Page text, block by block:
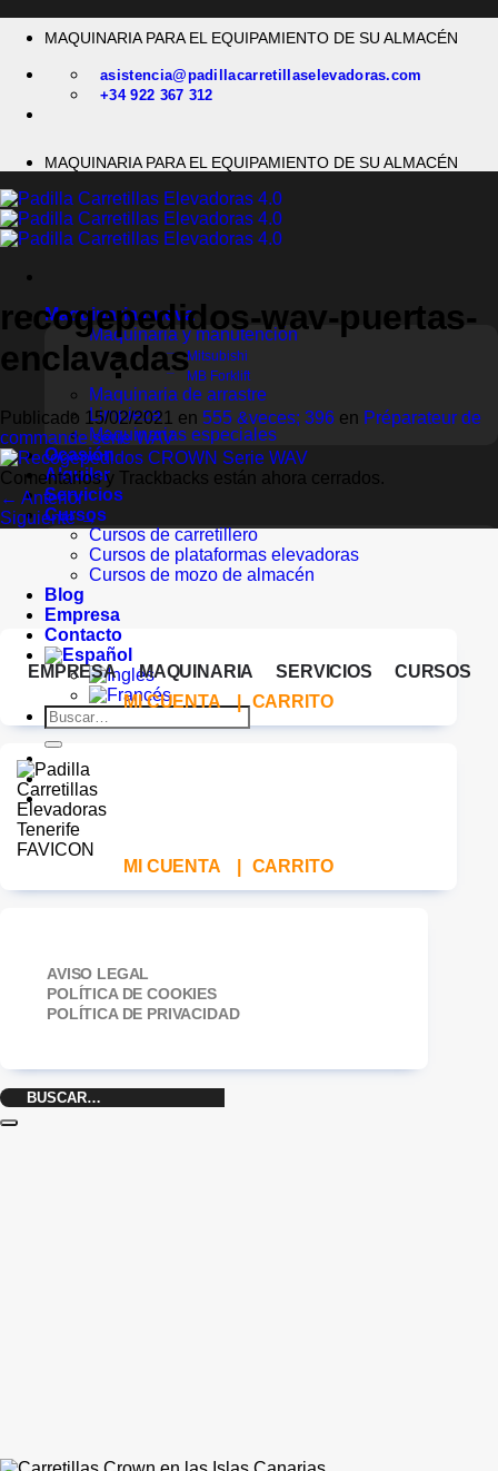
MAQUINARIA PARA EL EQUIPAMIENTO DE SU ALMACÉN
asistencia@padillacarretillaselevadoras.com
+34 922 367 312
MAQUINARIA PARA EL EQUIPAMIENTO DE SU ALMACÉN
Maquinaria nueva
Maquinaria y manutención
Mitsubishi
MB Forklift
Maquinaria de arrastre
Limpieza
Maquinarias especiales
Ocasión
Alquiler
Servicios
Cursos
Cursos de carretillero
Cursos de plataformas elevadoras
Cursos de mozo de almacén
Blog
Empresa
Contacto
Buscar
por:
recogepedidos-wav-puertas-
enclavadas
Publicado 15/02/2021 en 555 &veces; 396 en Préparateur de
commande série WAV
Comentarios y Trackbacks están ahora cerrados.
← Anterior
Siguiente→
EMPRESA MAQUINARIA SERVICIOS
CURSOS
MI CUENTA
| CARRITO
MI CUENTA CARRITO
AVISO LEGAL
POLÍTICA DE COOKIES
POLÍTICA DE PRIVACIDAD
Buscar
por: